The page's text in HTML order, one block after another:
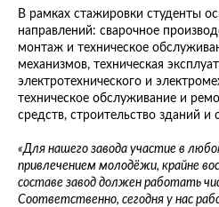
В рамках стажировки студенты
направлений: сварочное
монтаж и техническое
механизмов, техническая
электротехнического и
техническое обслуживание и
средств, строительство зданий и
«Для нашего завода участие в
привлечением молодёжи, крайне
составе завод должен работать
Соответственно, сегодня у нас